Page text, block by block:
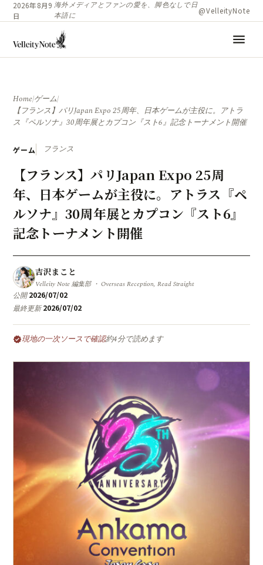
2026年8月9
日
海外メディアとファンの愛を、脚色なしで日
本語に
@VelleityNote
menu
Home/ゲーム/
【フランス】パリJapan Expo 25周年、日本ゲームが主役に。アトラ
ス『ペルソナ』30周年展とカプコン『スト6』記念トーナメント開催
ゲーム フランス
【フランス】パリJapan Expo 25周
年、日本ゲームが主役に。アトラス『ペ
ルソナ』30周年展とカプコン『スト6』
記念トーナメント開催
吉沢まこと
Velleity Note 編集部 ・ Overseas Reception, Read Straight
公開2026/07/02
最終更新2026/07/02
verified現地の一次ソースで確認約4分で読めます